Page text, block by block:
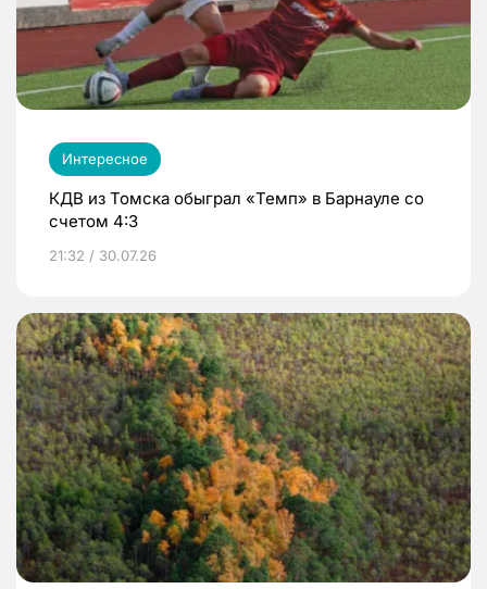
Интересное
КДВ из Томска обыграл «Темп» в Барнауле со
счетом 4:3
21:32 / 30.07.26